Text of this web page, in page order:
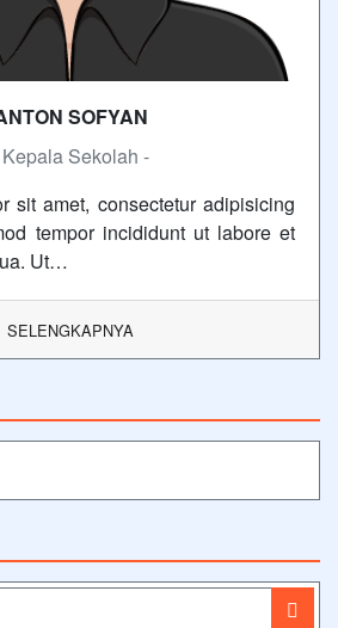
SOFYAN
Sekolah -
sit amet, consectetur adipisicing
tempor incididunt ut labore et
Ut…
SELENGKAPNYA